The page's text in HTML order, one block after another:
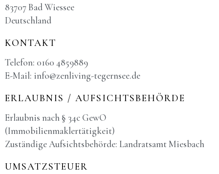
83707 Bad Wiessee
Deutschland
KONTAKT
Telefon: 0160 4859889
E-Mail: info@zenliving-tegernsee.de
ERLAUBNIS / AUFSICHTSBEHÖRDE
Erlaubnis nach § 34c GewO
(Immobilienmaklertätigkeit)
Zuständige Aufsichtsbehörde: Landratsamt Miesbach
UMSATZSTEUER